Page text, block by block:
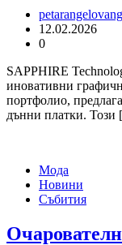
12.02.2026
0
SAPPHIRE
иновативни
портфолио,
дънни платки.
Мода
Новини
Събития